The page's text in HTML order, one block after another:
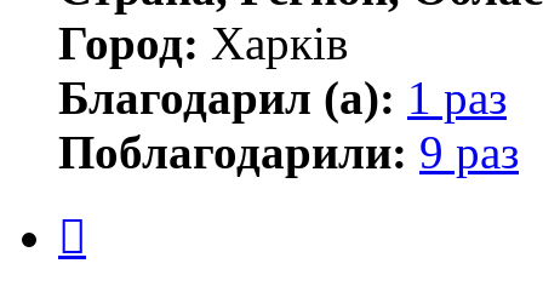
Город: Харків
Благодарил (а): 1 раз
Поблагодарили: 9 раз